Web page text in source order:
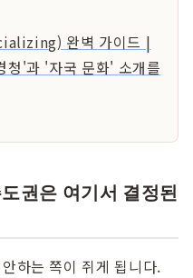
완벽 가이드 |
청'과 '자국 문화' 소개를
권은 여기서 결정된
하는 쪽이 쥐게 됩니다.